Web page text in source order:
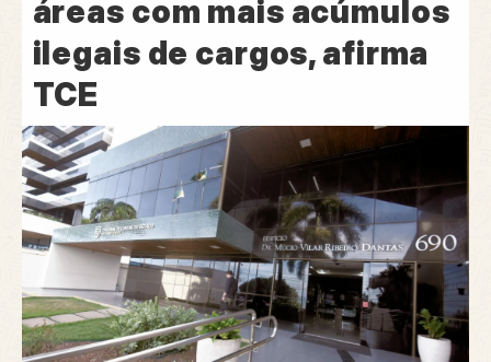
áreas com mais acúmulos
ilegais de cargos, afirma
TCE